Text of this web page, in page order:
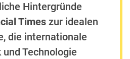
Hintergründe
Times zur idealen
die internationale
Technologie